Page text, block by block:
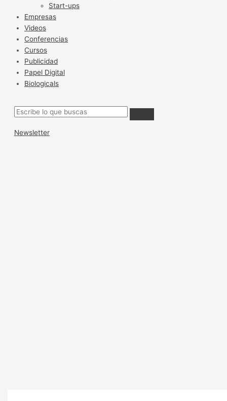
Start-ups
Empresas
Videos
Conferencias
Cursos
Publicidad
Papel Digital
Biologicals
Newsletter